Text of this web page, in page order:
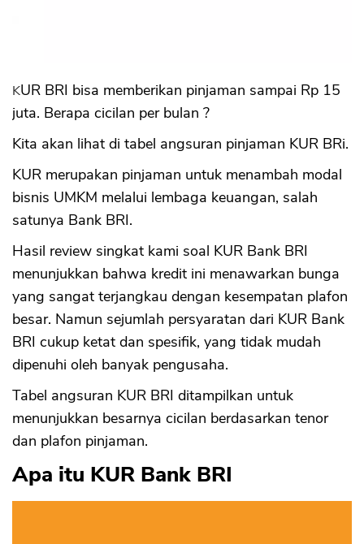
Bank Digital
Crypto
Assets Crypto
Exchange
Asuransi Jiwa
Asuransi Kesehatan
Asuransi Syariah
KUR BRI bisa memberikan pinjaman sampai Rp 15
juta. Berapa cicilan per bulan ?
Kita akan lihat di tabel angsuran pinjaman KUR BRi.
KUR merupakan pinjaman untuk menambah modal
bisnis UMKM melalui lembaga keuangan, salah
satunya Bank BRI.
Hasil review singkat kami soal KUR Bank BRI
menunjukkan bahwa kredit ini menawarkan bunga
yang sangat terjangkau dengan kesempatan plafon
besar. Namun sejumlah persyaratan dari KUR Bank
BRI cukup ketat dan spesifik, yang tidak mudah
dipenuhi oleh banyak pengusaha.
Tabel angsuran KUR BRI ditampilkan untuk
menunjukkan besarnya cicilan berdasarkan tenor
dan plafon pinjaman.
Apa itu KUR Bank BRI